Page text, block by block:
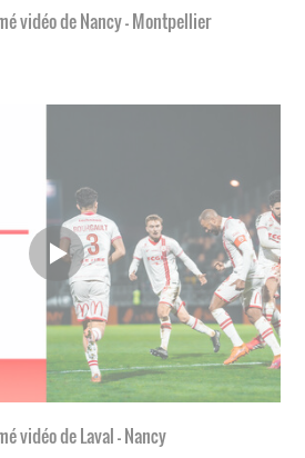
vidéo de Nancy - Montpellier
vidéo de Laval - Nancy